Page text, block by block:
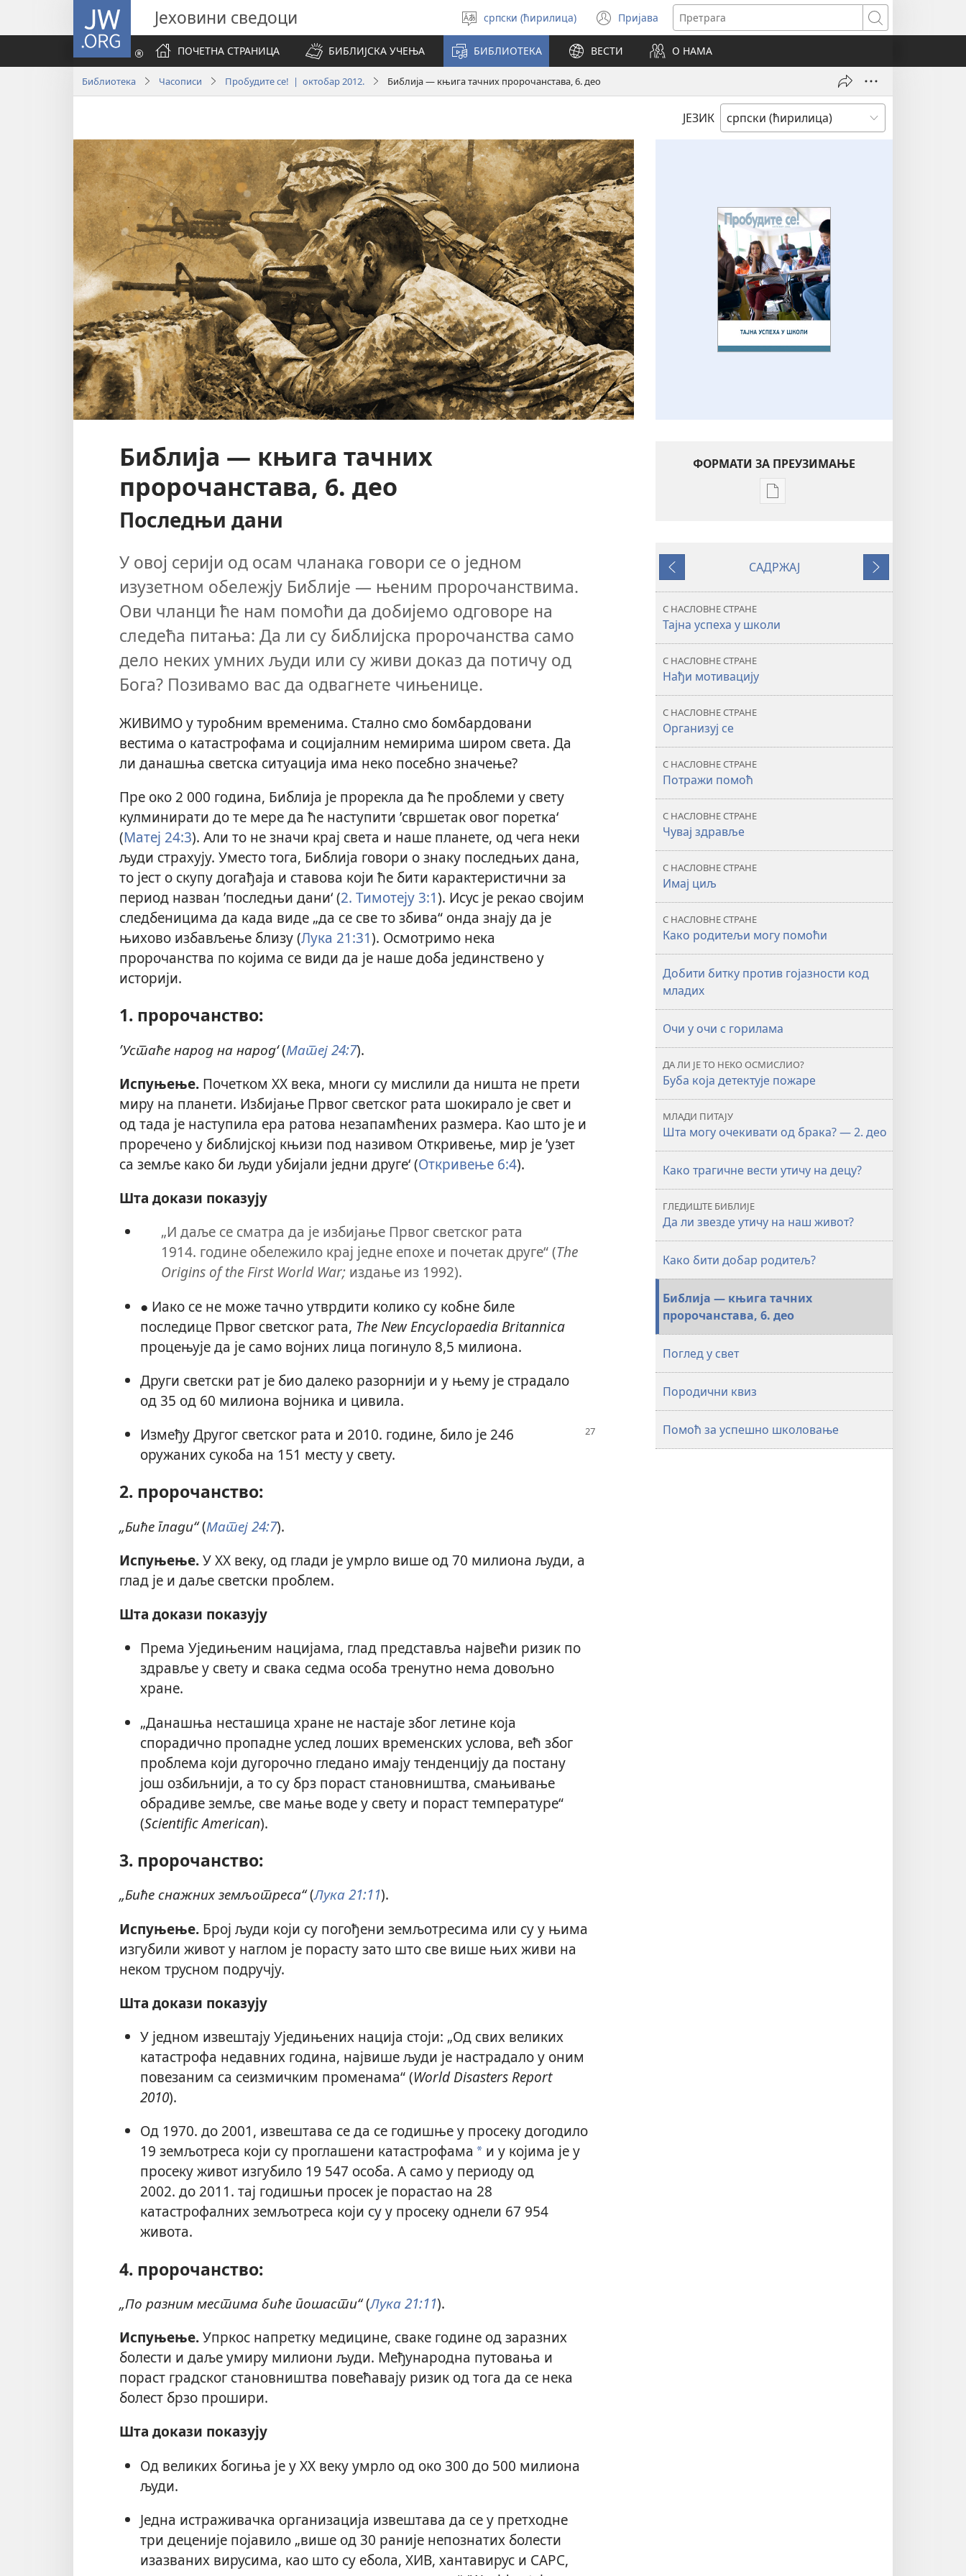
JW.ORG Јеховини сведоци
Изабери
језик
српски (ћирилица) Пријава
(отвара
нови
прозор)
Претрага
ПОЧЕТНА СТРАНИЦА
БИБЛИЈСКА УЧЕЊА БИБЛИОТЕКА ВЕСТИ О НАМА
Библиотека Часописи Пробудите се! | октобар 2012. Библија — књига тачних пророчанстава, 6. део
ЈЕЗИК
Библија — књига тачних
пророчанстава, 6. део
Последњи дани
У овој серији од осам чланака говори се о једном
изузетном обележју Библије — њеним пророчанствима.
Ови чланци ће нам помоћи да добијемо одговоре на
следећа питања: Да ли су библијска пророчанства само
дело неких умних људи или су живи доказ да потичу од
Бога? Позивамо вас да одвагнете чињенице.
ЖИВИМО у туробним временима. Стално смо бомбардовани
вестима о катастрофама и социјалним немирима широм света. Да
ли данашња светска ситуација има неко посебно значење?
Пре око 2 000 година, Библија је прорекла да ће проблеми у свету
кулминирати до те мере да ће наступити ’свршетак овог поретка‘
(Матеј 24:3). Али то не значи крај света и наше планете, од чега неки
људи страхују. Уместо тога, Библија говори о знаку последњих дана,
то јест о скупу догађаја и ставова који ће бити карактеристични за
период назван ’последњи дани‘ (2. Тимотеју 3:1). Исус је рекао својим
следбеницима да када виде „да се све то збива“ онда знају да је
њихово избављење близу (Лука 21:31). Осмотримо нека
пророчанства по којима се види да је наше доба јединствено у
историји.
1. пророчанство:
’Устаће народ на народ‘(Матеј 24:7).
Испуњење. Почетком XX века, многи су мислили да ништа не прети
миру на планети. Избијање Првог светског рата шокирало је свет и
од тада је наступила ера ратова незапамћених размера. Као што је и
проречено у библијској књизи под називом Откривење, мир је ’узет
са земље како би људи убијали једни друге‘ (Откривење 6:4).
Шта докази показују
„И даље се сматра да је избијање Првог светског рата
1914. године обележило крај једне епохе и почетак друге“ (The
Origins of the First World War;издање из 1992).
● Иако се не може тачно утврдити колико су кобне биле
последице Првог светског рата, The New Encyclopaedia Britannica
процењује да је само војних лица погинуло 8,5 милиона.
Други светски рат је био далеко разорнији и у њему је страдало
од 35 од 60 милиона војника и цивила.
Између Другог светског рата и 2010. године, било је 246
оружаних сукоба на 151 месту у свету.
2. пророчанство:
„Биће глади“(Матеј 24:7).
Испуњење.У XX веку, од глади је умрло више од 70 милиона људи, а
глад је и даље светски проблем.
Шта докази показују
Према Уједињеним нацијама, глад представља највећи ризик по
здравље у свету и свака седма особа тренутно нема довољно
хране.
„Данашња несташица хране не настаје због летине која
спорадично пропадне услед лоших временских услова, већ због
проблема који дугорочно гледано имају тенденцију да постану
још озбиљнији, а то су брз пораст становништва, смањивање
обрадиве земље, све мање воде у свету и пораст температуре“
(Scientific American).
3. пророчанство:
„Биће снажних земљотреса“(Лука 21:11).
Испуњење. Број људи који су погођени земљотресима или су у њима
изгубили живот у наглом је порасту зато што све више њих живи на
неком трусном подручју.
Шта докази показују
У једном извештају Уједињених нација стоји: „Од свих великих
катастрофа недавних година, највише људи је настрадало у оним
повезаним са сеизмичким променама“ (World Disasters Report
2010).
Од 1970. до 2001, извештава се да се годишње у просеку догодило
19 земљотреса који су проглашени катастрофама *и у којима је у
просеку живот изгубило 19 547 особа. А само у периоду од
2002. до 2011. тај годишњи просек је порастао на 28
катастрофалних земљотреса који су у просеку однели 67 954
живота.
4. пророчанство:
„По разним местима биће пошасти“(Лука 21:11).
Испуњење.Упркос напретку медицине, сваке године од заразних
болести и даље умиру милиони људи. Међународна путовања и
пораст градског становништва повећавају ризик од тога да се нека
болест брзо прошири.
Шта докази показују
Од великих богиња је у XX веку умрло од око 300 до 500 милиона
људи.
Једна истраживачка организација извештава да се у претходне
три деценије појавило „више од 30 раније непознатих болести
изазваних вирусима, као што су ебола, ХИВ, хантавирус и САРС,
ФОРМАТИ ЗА ПРЕУЗИМАЊЕ
Формати
публикација
Тајна
Претходно
САДРЖАЈ
Следеће
С НАСЛОВНЕ СТРАНЕ
Тајна успеха у школи
С НАСЛОВНЕ СТРАНЕ
Нађи мотивацију
С НАСЛОВНЕ СТРАНЕ
Организуј се
С НАСЛОВНЕ СТРАНЕ
Потражи помоћ
С НАСЛОВНЕ СТРАНЕ
Чувај здравље
С НАСЛОВНЕ СТРАНЕ
Имај циљ
С НАСЛОВНЕ СТРАНЕ
Како родитељи могу помоћи
Добити битку против гојазности код
младих
Очи у очи с горилама
ДА ЛИ ЈЕ ТО НЕКО ОСМИСЛИО?
Буба која детектује пожаре
МЛАДИ ПИТАЈУ
Шта могу очекивати од брака? — 2. део
Како трагичне вести утичу на децу?
ГЛЕДИШТЕ БИБЛИЈЕ
Да ли звезде утичу на наш живот?
Како бити добар родитељ?
Библија — књига тачних
пророчанстава, 6. део
Поглед у свет
Породични квиз
Помоћ за успешно школовање